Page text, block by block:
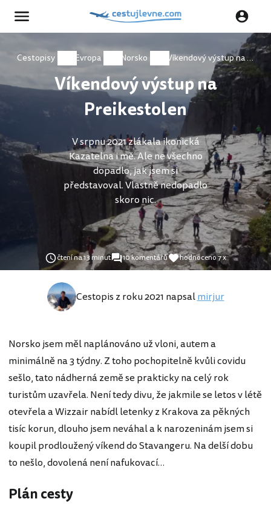
Cestopisy Evropa Norsko Víkendový výstup na Preikestolen
Víkendový výstup na
Preikestolen
V srpnu 2021 zlákala ikonická
Kazatelna i mě. Ale ne všechno
dopadlo, jak jsem si
představoval. Vlastně nedopadlo
skoro nic.
čtení na 13 minut 10 komentářů hodnoceno 7 x
Cestopis z roku 2021 napsalmirjur
Norsko jsem měl naplánováno už vloni, autem a
minimálně na 3 týdny. Z toho pochopitelně kvůli covidu
sešlo, tato nádherná země se prakticky na celý rok
turistům uzavřela. Není tedy divu, že jakmile se letos v létě
otevřela a Wizzair nabídl letenky z Krakova za pěkných
tisíc korun, dlouho jsem neváhal a k narozeninám jsem si
koupil prodloužený víkend do Stavangeru. Na delší dobu
to nešlo, dovolená není nafukovací…
Plán cesty